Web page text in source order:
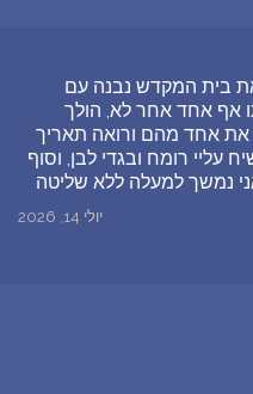
בית המקדש נבנה עם
אף אחד אחר לא, הולך
את אחד מהם ורואה תאריך
רומח ובגדי לבן, וסוף
נמשך למעלה ללא שליטה
יולי 14, 2026